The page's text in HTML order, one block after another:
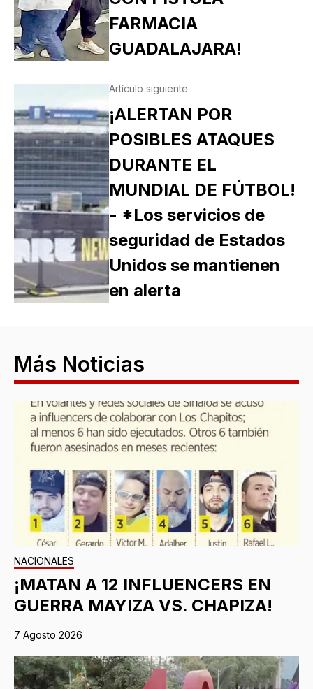
FARMACIA
GUADALAJARA!
Artículo siguiente
¡ALERTAN POR
POSIBLES ATAQUES
DURANTE EL
MUNDIAL DE FÚTBOL!
- *Los servicios de
seguridad de Estados
Unidos se mantienen
en alerta
Más Noticias
NACIONALES
¡MATAN A 12 INFLUENCERS EN
GUERRA MAYIZA VS. CHAPIZA!
7 Agosto 2026